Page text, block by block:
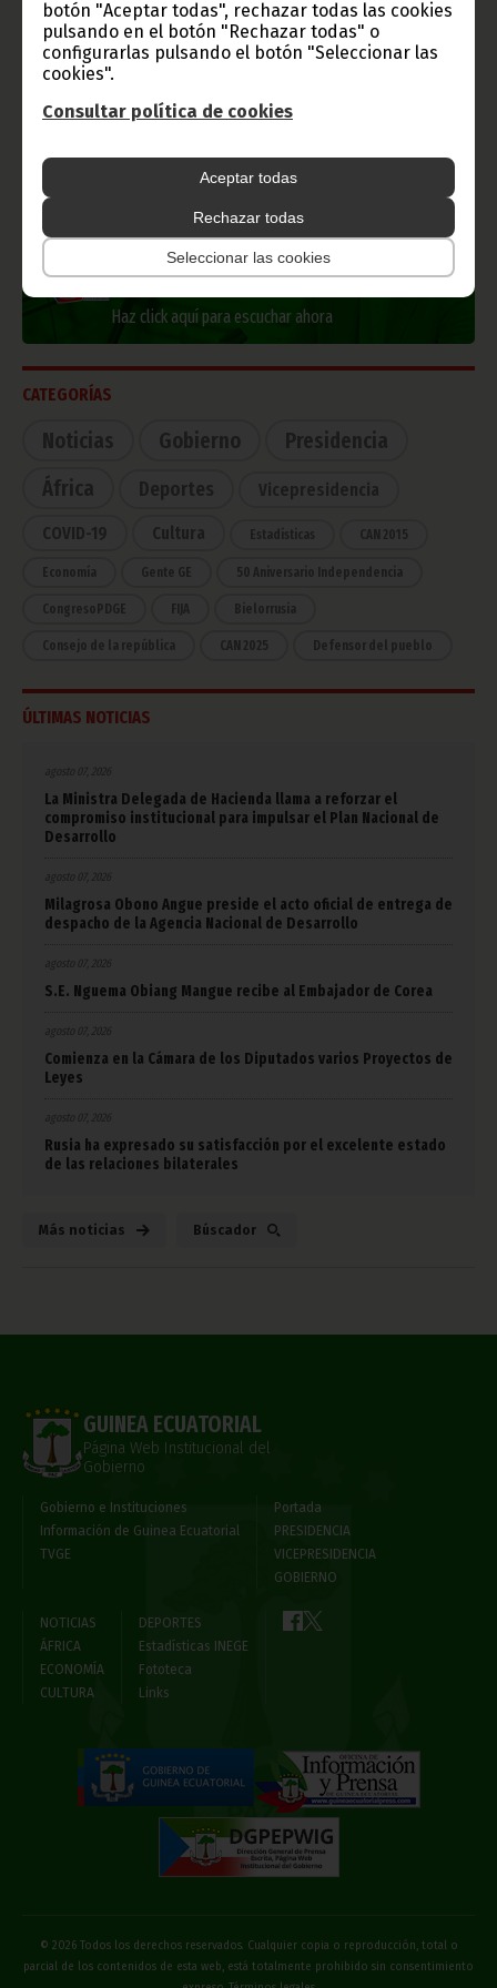
botón "Aceptar todas", rechazar todas las cookies
pulsando en el botón "Rechazar todas" o
configurarlas pulsando el botón "Seleccionar las
cookies".
Consultar política de cookies
Aceptar todas
Rechazar todas
Seleccionar las cookies
Información de Guinea Ecuatorial
TVGE
Radio Nacional de Guinea
Haz click aquí para escuchar ahora
CATEGORÍAS
Noticias Gobierno
Presidencia
África
Deportes Vicepresidencia
COVID-19 Cultura Estadísticas CAN 2015
Economía Gente GE 50 Aniversario Independencia
CongresoPDGE FIJA Bielorrusia
Consejo de la república CAN 2025 Defensor del pueblo
ÚLTIMAS NOTICIAS
agosto 07, 2026
La Ministra Delegada de Hacienda llama a reforzar el
compromiso institucional para impulsar el Plan Nacional de
Desarrollo
agosto 07, 2026
Milagrosa Obono Angue preside el acto oficial de entrega de
despacho de la Agencia Nacional de Desarrollo
agosto 07, 2026
S.E. Nguema Obiang Mangue recibe al Embajador de Corea
agosto 07, 2026
Comienza en la Cámara de los Diputados varios Proyectos de
Leyes
agosto 07, 2026
Rusia ha expresado su satisfacción por el excelente estado
de las relaciones bilaterales
Más noticias Búscador
GUINEA ECUATORIAL
Página Web Institucional del
Gobierno
Gobierno e Instituciones
Información de Guinea Ecuatorial
TVGE
Portada
PRESIDENCIA
VICEPRESIDENCIA
GOBIERNO
NOTICIAS
ÁFRICA
ECONOMÍA
CULTURA
DEPORTES
Estadísticas INEGE
Fototeca
Links
© 2026 Todos los derechos reservados. Cualquier copia o reproducción, total o
parcial de los contenidos de esta web, está totalmente prohibido sin consentimiento